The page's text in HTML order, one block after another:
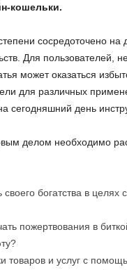
кошельки.
сосредоточено
Для пользователей,
может оказаться
для различных
сегодняшний день
делом необходимо
богатства в
пожертвования в
товаров и услуг с